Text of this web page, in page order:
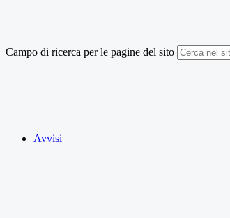
Campo di ricerca per le pagine del sito
Avvisi